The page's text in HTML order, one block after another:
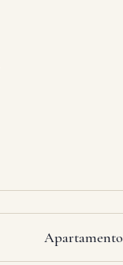
Apartamento